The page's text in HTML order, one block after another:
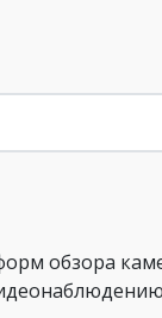
обзора